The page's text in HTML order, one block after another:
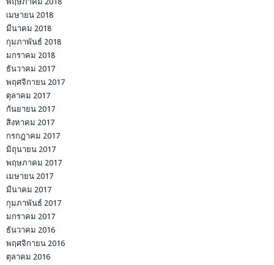
เมษายน 2018
มีนาคม 2018
กุมภาพันธ์ 2018
มกราคม 2018
ธันวาคม 2017
พฤศจิกายน 2017
ตุลาคม 2017
กันยายน 2017
สิงหาคม 2017
กรกฎาคม 2017
มิถุนายน 2017
พฤษภาคม 2017
เมษายน 2017
มีนาคม 2017
กุมภาพันธ์ 2017
มกราคม 2017
ธันวาคม 2016
พฤศจิกายน 2016
ตุลาคม 2016